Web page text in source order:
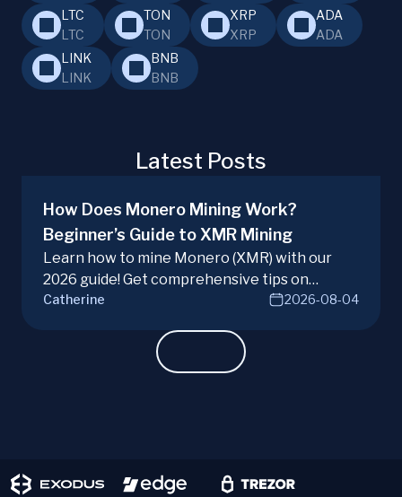
LTC
LTC
TON
TON
XRP
XRP
ADA
ADA
LINK
LINK
BNB
BNB
Latest Posts
How Does Monero Mining Work?
Beginner’s Guide to XMR Mining
Learn how to mine Monero (XMR) with our
2026 guide! Get comprehensive tips on
hardware, software, and techniques for
Catherine 2026-08-04